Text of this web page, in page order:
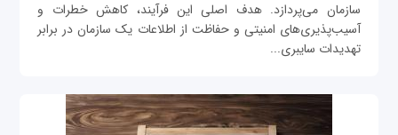
سازمان می‌پردازد. هدف اصلی این فرآیند، کاهش خطرات و
آسیب‌پذیری‌های امنیتی و حفاظت از اطلاعات یک سازمان در برابر
تهدیدات سایبری...